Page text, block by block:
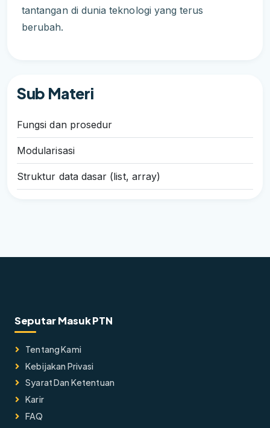
tantangan di dunia teknologi yang terus
berubah.
Sub Materi
Fungsi dan prosedur
Modularisasi
Struktur data dasar (list, array)
Seputar Masuk PTN
Tentang Kami
Kebijakan Privasi
Syarat Dan Ketentuan
Karir
FAQ